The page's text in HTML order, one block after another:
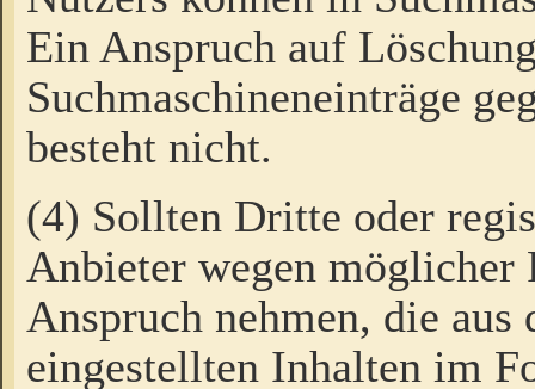
Ein Anspruch auf
Suchmaschineneinträge
besteht nicht.
(4) Sollten Dritte oder
Anbieter wegen möglicher
Anspruch nehmen, die
eingestellten Inhalten im